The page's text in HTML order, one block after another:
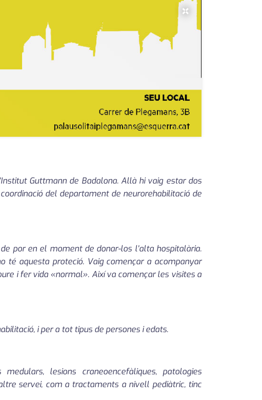
×
Guttmann de Badalona. Allà hi vaig estar dos
del departament de neurorehabilitació de
por en el moment de donar-los l'alta hospitalària.
aquesta proteció. Vaig començar a acompanyar
i fer vida «normal». Així va començar les visites a
i per a tot tipus de persones i edats.
lesions craneoencefàliques, patologies
servei, com a tractaments a nivell pediàtric, tinc